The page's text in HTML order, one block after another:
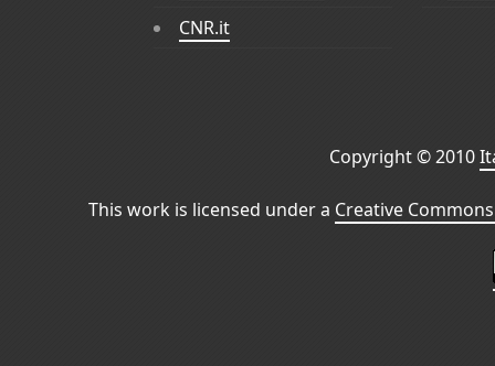
CNR.it
Copyright © 2010
This work is licensed under a Creative